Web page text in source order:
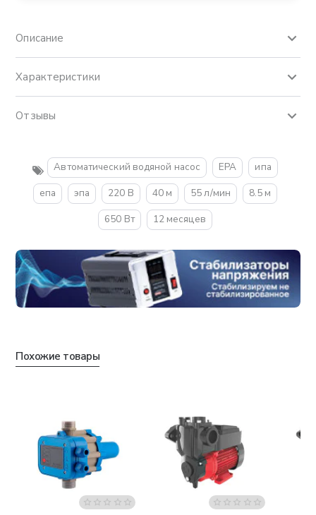
Описание
Характеристики
Отзывы
Автоматический водяной насос EPA
ипа
епа
эпа 220 В 40 м 55 л/мин
8.5 м
650 Вт
12 месяцев
Похожие товары